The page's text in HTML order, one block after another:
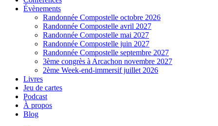
Évènements
Randonnée Compostelle octobre 2026
Randonnée Compostelle avril 2027
Randonnée Compostelle mai 2027
Randonnée Compostelle juin 2027
Randonnée Compostelle septembre 2027
3ème congrès à Arcachon novembre 2027
2ème Week-end-immersif juillet 2026
Livres
Jeu de cartes
Podcast
À propos
Blog